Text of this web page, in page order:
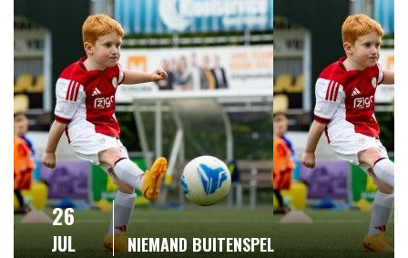
26
JUL NIEMAND BUITENSPEL